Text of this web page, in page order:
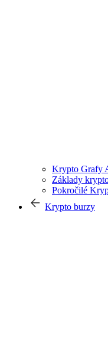
Krypto Grafy
Základy
Pokročilé
Krypto burzy